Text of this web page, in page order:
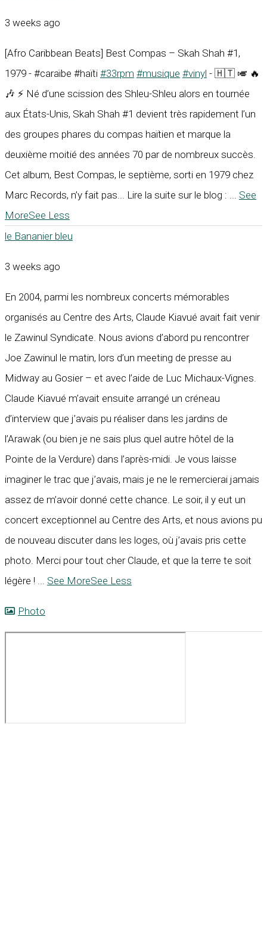
3 weeks ago
[Afro Caribbean Beats] Best Compas – Skah Shah #1,
1979 - #caraïbe #haïti #33rpm #musique #vinyl - 🇭🇹 🎺 🔥
🎶 ⚡ Né d’une scission des Shleu-Shleu alors en tournée
aux États-Unis, Skah Shah #1 devient très rapidement l’un
des groupes phares du compas haïtien et marque la
deuxième moitié des années 70 par de nombreux succès.
Cet album, Best Compas, le septième, sorti en 1979 chez
Marc Records, n’y fait pas... Lire la suite sur le blog :
See
MoreSee Less
le Bananier bleu
3 weeks ago
En 2004, parmi les nombreux concerts mémorables
organisés au Centre des Arts, Claude Kiavué avait fait venir
le Zawinul Syndicate. Nous avions d’abord pu rencontrer
Joe Zawinul le matin, lors d’un meeting de presse au
Midway au Gosier – et avec l’aide de Luc Michaux-Vignes.
Claude Kiavué m’avait ensuite arrangé un créneau
d’interview que j’avais pu réaliser dans les jardins de
l’Arawak (ou bien je ne sais plus quel autre hôtel de la
Pointe de la Verdure) dans l’après-midi. Je vous laisse
imaginer le trac que j’avais, mais je ne le remercierai jamais
assez de m’avoir donné cette chance. Le soir, il y eut un
concert exceptionnel au Centre des Arts, et nous avions pu
de nouveau discuter dans les loges, où j’avais pris cette
photo. Merci pour tout cher Claude, et que la terre te soit
légère !
See MoreSee Less
Photo